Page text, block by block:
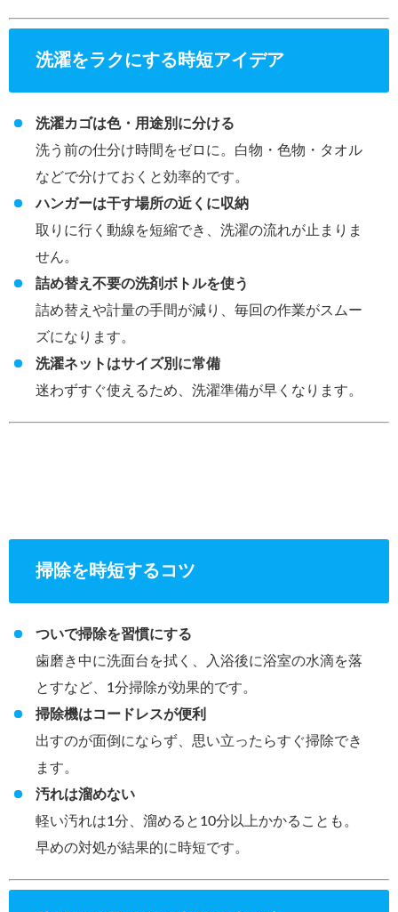
洗濯をラクにする時短アイデア
洗濯カゴは色・用途別に分ける
洗う前の仕分け時間をゼロに。白物・色物・タオル
などで分けておくと効率的です。
ハンガーは干す場所の近くに収納
取りに行く動線を短縮でき、洗濯の流れが止まりま
せん。
詰め替え不要の洗剤ボトルを使う
詰め替えや計量の手間が減り、毎回の作業がスムー
ズになります。
洗濯ネットはサイズ別に常備
迷わずすぐ使えるため、洗濯準備が早くなります。
掃除を時短するコツ
ついで掃除を習慣にする
歯磨き中に洗面台を拭く、入浴後に浴室の水滴を落
とすなど、1分掃除が効果的です。
掃除機はコードレスが便利
出すのが面倒にならず、思い立ったらすぐ掃除でき
ます。
汚れは溜めない
軽い汚れは1分、溜めると10分以上かかることも。
早めの対処が結果的に時短です。